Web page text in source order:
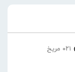
۰۲۱ مریخ